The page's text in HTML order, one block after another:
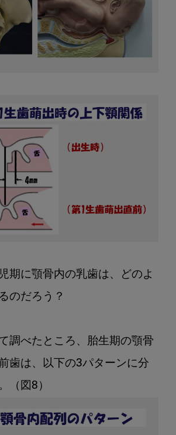
期に顎骨内の乳歯は、どのよ
のだろう？
調べたところ、胎生期の顎骨
歯は、以下の3パターンに分